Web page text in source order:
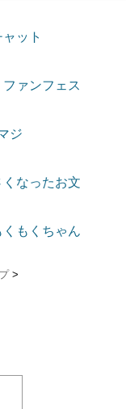
ット
ァンフェス
ジ
なったお文
もくちゃん
>